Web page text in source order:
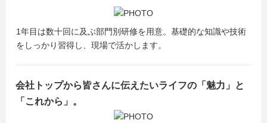
1年目は数十回に及ぶ部門別研修を用意。基礎的な知識や技術
をしっかり習得し、現場で活かします。
会社トップから皆さんに伝えたいライフの「魅力」と
「これから」。